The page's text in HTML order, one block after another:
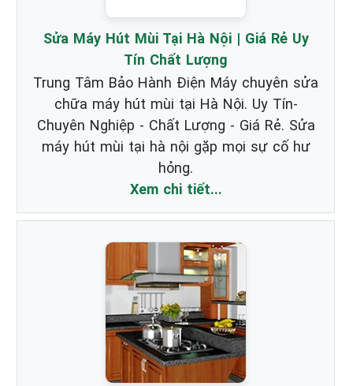
Sửa Máy Hút Mùi Tại Hà Nội | Giá Rẻ Uy
Tín Chất Lượng
Trung Tâm Bảo Hành Điện Máy chuyên sửa
chữa máy hút mùi tại Hà Nội. Uy Tín-
Chuyên Nghiệp - Chất Lượng - Giá Rẻ. Sửa
máy hút mùi tại hà nội gặp mọi sự cố hư
hỏng.
Xem chi tiết...